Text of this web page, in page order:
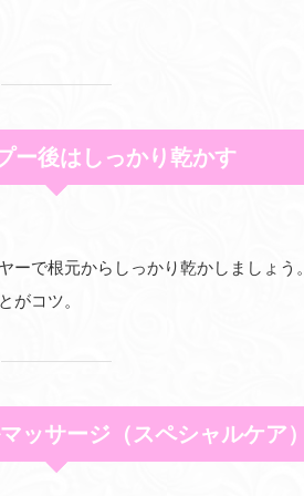
ー後はしっかり乾かす
ーで根元からしっかり乾かしましょう
コツ。
ッサージ（スペシャルケア